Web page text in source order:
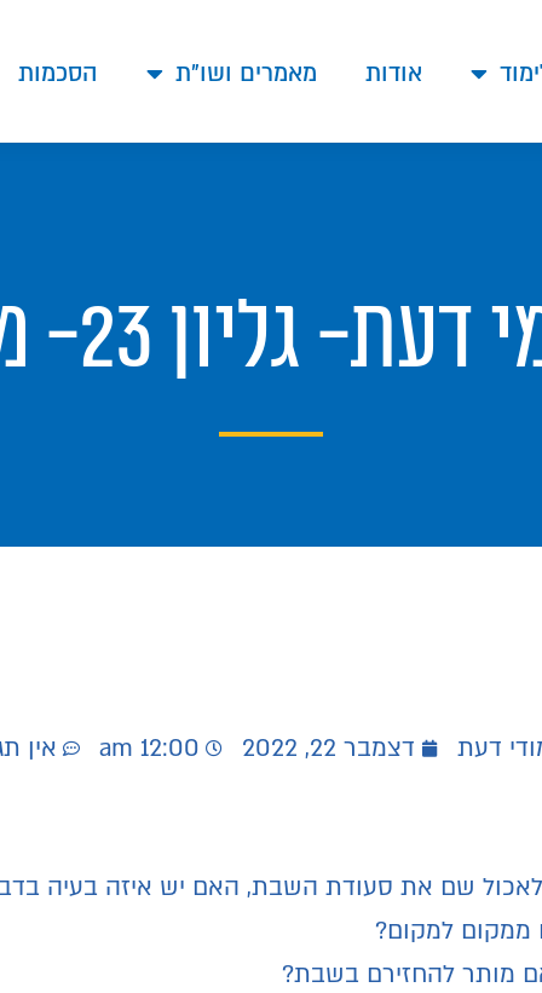
אודות מאמרים ושו"ת הסכמות
23- מלאכת זורע
דעת דצמבר 22, 2022 12:00 am אין
לאכול שם את סעודת השבת, האם יש איזה בעיה
ממקום למקום?
מותר להחזירם בשבת?